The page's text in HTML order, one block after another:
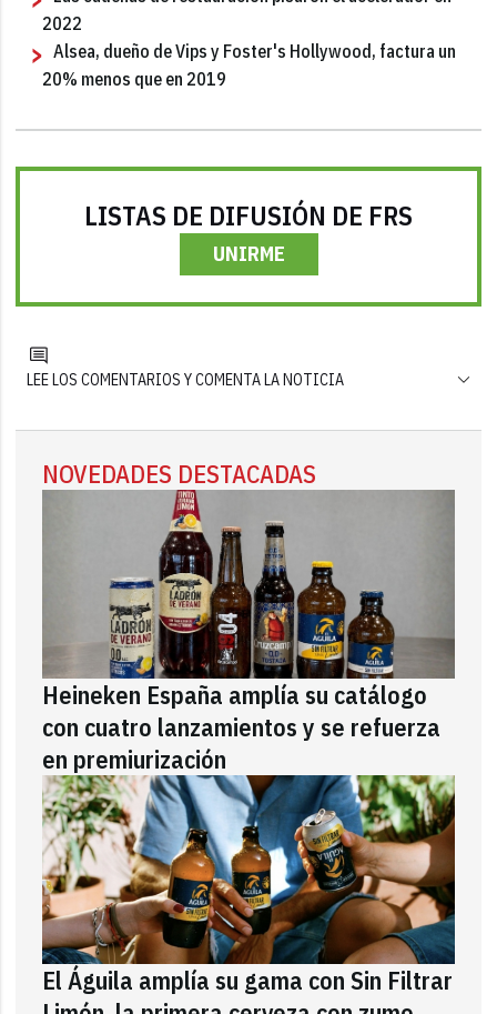
2022
Alsea, dueño de Vips y Foster's Hollywood, factura un
20% menos que en 2019
LISTAS DE DIFUSIÓN DE FRS
UNIRME
LEE LOS COMENTARIOS Y COMENTA LA NOTICIA
NOVEDADES DESTACADAS
Heineken España amplía su catálogo
con cuatro lanzamientos y se refuerza
en premiurización
El Águila amplía su gama con Sin Filtrar